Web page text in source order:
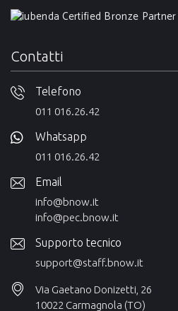
Contatti
Telefono
011 016.26.42
Whatsapp
011 016.26.42
Email
info@bnow.it
info@pec.bnow.it
Supporto tecnico
support@staff.bnow.it
Via Gaetano Donizetti, 26
10022 Carmagnola (TO)